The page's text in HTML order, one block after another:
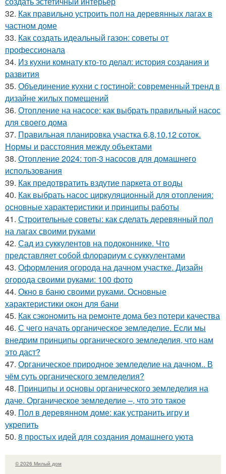
32. Как правильно устроить пол на деревянных лагах в
частном доме
33. Как создать идеальный газон: советы от
профессионала
34. Из кухни комнату кто-то делал: история создания и
развития
35. Объединение кухни с гостиной: современный тренд в
дизайне жилых помещений
36. Отопление на насосе: как выбрать правильный насос
для своего дома
37. Правильная планировка участка 6,8,10,12 соток.
Нормы и расстояния между объектами
38. Отопление 2024: топ-3 насосов для домашнего
использования
39. Как предотвратить вздутие паркета от воды
40. Как выбрать насос циркуляционный для отопления:
основные характеристики и принципы работы
41. Строительные советы: как сделать деревянный пол
на лагах своими руками
42. Сад из суккулентов на подоконнике. Что
представляет собой флорариум с суккулентами
43. Оформления огорода на дачном участке. Дизайн
огорода своими руками: 100 фото
44. Окно в баню своими руками. Основные
характеристики окон для бани
45. Как сэкономить на ремонте дома без потери качества
46. С чего начать органическое земледелие. Если мы
внедрим принципы органического земледелия, что нам
это даст?
47. Органическое природное земледелие на дачном.. В
чём суть органического земледелия?
48. Принципы и основы органического земледелия на
даче. Органическое земледелие –, что это такое
49. Пол в деревянном доме: как устранить игру и
укрепить
50. 8 простых идей для создания домашнего уюта
© 2026 Милый дом